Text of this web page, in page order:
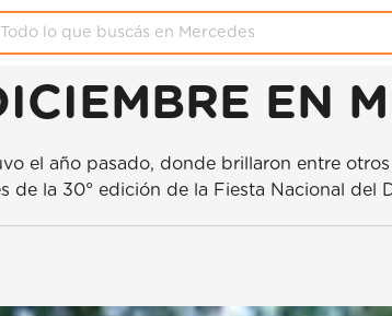
EN
el año pasado, donde brillaron entre
de la 30° edición de la Fiesta Nacional del